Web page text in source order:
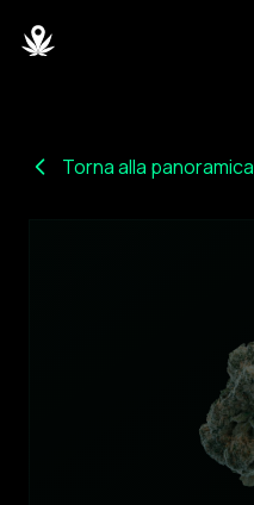
Varietà
Torna alla panoramica